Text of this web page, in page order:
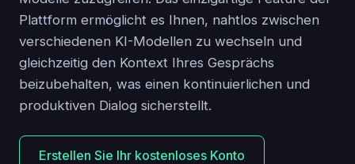
Plattform ermöglicht es Ihnen, nahtlos zwischen
verschiedenen KI-Modellen zu wechseln und
gleichzeitig den Kontext Ihres Gesprächs
beizubehalten, was einen kontinuierlichen und
produktiven Dialog sicherstellt.
Erstellen Sie Ihr kostenloses Konto